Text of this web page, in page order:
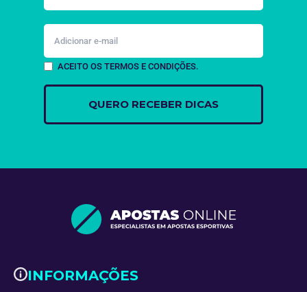
ACEITO OS TERMOS E CONDIÇÕES.
INFORMAÇÕES